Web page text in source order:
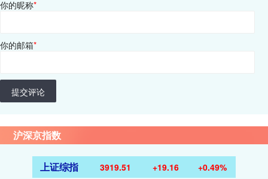
你的昵称*
你的邮箱*
提交评论
沪深京指数
上证综指 3919.51 +19.16 +0.49%